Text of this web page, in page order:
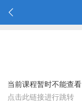
当前课程暂时不能查看
点击此链接进行跳转